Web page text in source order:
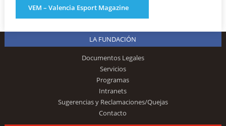
VEM – Valencia Esport Magazine
LA FUNDACIÓN
Documentos Legales
Servicios
Programas
Intranets
Sugerencias y Reclamaciones/Quejas
Contacto